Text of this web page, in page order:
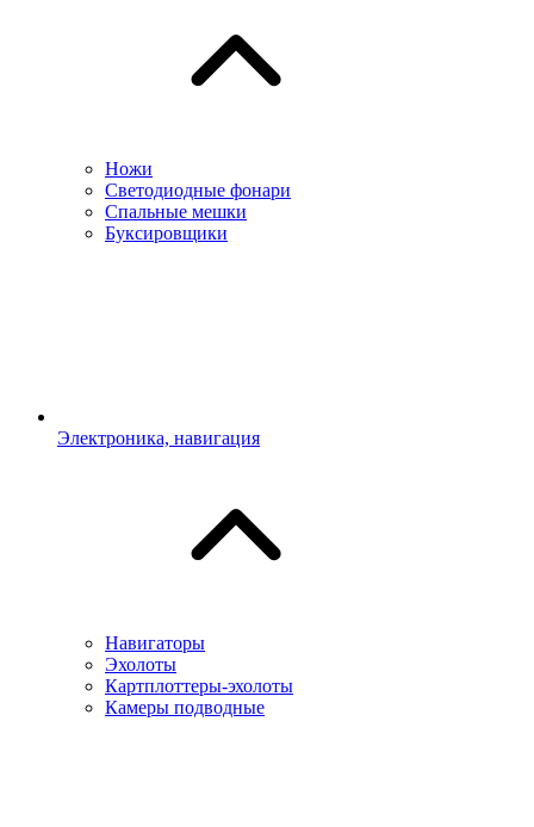
Ножи
Светодиодные фонари
Спальные мешки
Буксировщики
Электроника, навигация
Навигаторы
Эхолоты
Картплоттеры-эхолоты
Камеры подводные